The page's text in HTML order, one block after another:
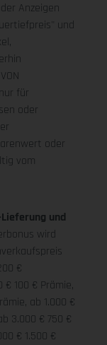
Anzeigen
und
für
oder
oder
vom
und
wird
€
100 € Prämie,
ab 1.000 €
3.000 € 750 €
€ 1.500 €